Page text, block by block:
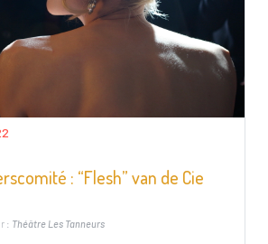
: “Flesh” van de Cie
: Théâtre Les Tanneurs